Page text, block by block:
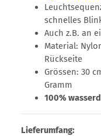
schnelles
Auch z.B. an
Material:
Rückseite
Grössen: 30
Gramm
100%
Lieferumfang: